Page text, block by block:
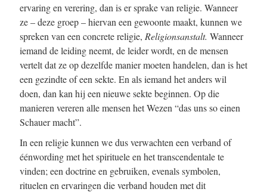
ervaring en verering, dan is er sprake van religie. Wanneer
ze – deze groep – hiervan een gewoonte maakt, kunnen we
spreken van een concrete religie, Religionsanstalt. Wanneer
iemand de leiding neemt, de leider wordt, en de mensen
vertelt dat ze op dezelfde manier moeten handelen, dan is het
een gezindte of een sekte. En als iemand het anders wil
doen, dan kan hij een nieuwe sekte beginnen. Op die
manieren vereren alle mensen het Wezen “das uns so einen
Schauer macht”.
In een religie kunnen we dus verwachten een verband of
éénwording met het spirituele en het transcendentale te
vinden; een doctrine en gebruiken, evenals symbolen,
rituelen en ervaringen die verband houden met dit